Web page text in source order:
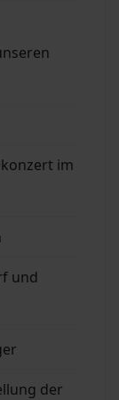
im
und
der